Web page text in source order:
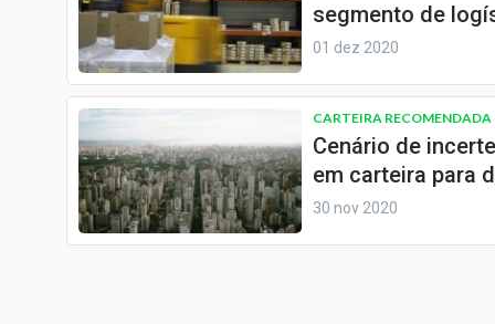
segmento de
01 dez 2020
CARTEIRA RECOMENDADA
Cenário de
em carteira para
30 nov 2020